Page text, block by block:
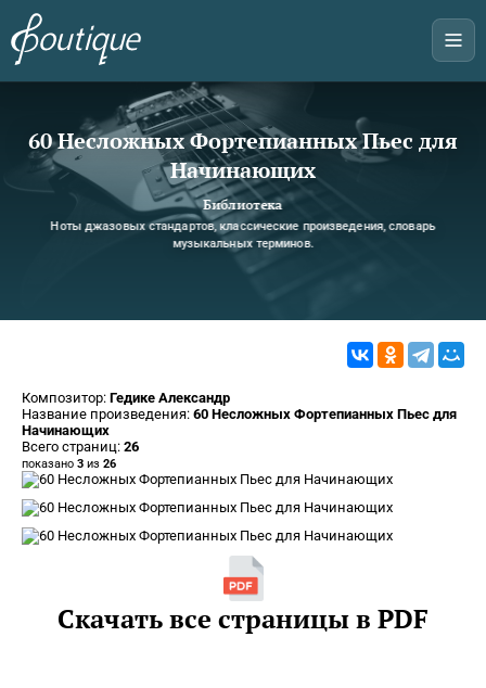
60 Несложных Фортепианных Пьес для
Начинающих
Библиотека
Ноты джазовых стандартов, классические произведения, словарь
музыкальных терминов.
Композитор: Гедике Александр
Название произведения: 60 Несложных Фортепианных Пьес для
Начинающих
Всего страниц: 26
показано 3 из 26
Скачать все страницы в PDF